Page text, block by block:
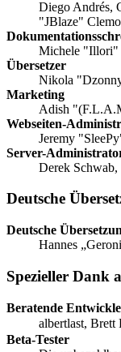
Diego Andrés,
"JBlaze"
Michele "Illori"
Übersetzer
Nikola
Marketing
Adish
Webseiten-
Jeremy
Server-
Derek
Deutsche
Deutsche
Hannes
Spezieller Dank
Beratende
albertlast, Brett
Beta-Tester